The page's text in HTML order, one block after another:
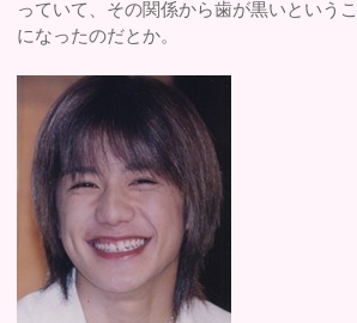
っていて、その関係から歯が黒いという
になったのだとか。